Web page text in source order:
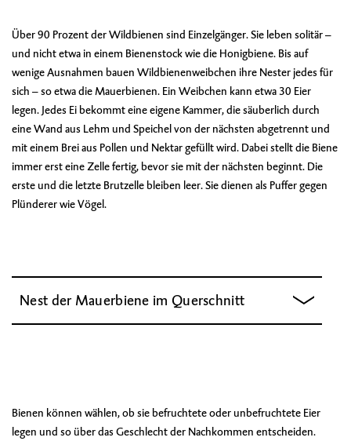
Über 90 Prozent der Wildbienen sind Einzelgänger. Sie leben solitär –
und nicht etwa in einem Bienenstock wie die Honigbiene. Bis auf
wenige Ausnahmen bauen Wildbienenweibchen ihre Nester jedes für
sich – so etwa die Mauerbienen. Ein Weibchen kann etwa 30 Eier
legen. Jedes Ei bekommt eine eigene Kammer, die säuberlich durch
eine Wand aus Lehm und Speichel von der nächsten abgetrennt und
mit einem Brei aus Pollen und Nektar gefüllt wird. Dabei stellt die Biene
immer erst eine Zelle fertig, bevor sie mit der nächsten beginnt. Die
erste und die letzte Brutzelle bleiben leer. Sie dienen als Puffer gegen
Plünderer wie Vögel.
Nest der Mauerbiene im Querschnitt
Bienen können wählen, ob sie befruchtete oder unbefruchtete Eier
legen und so über das Geschlecht der Nachkommen entscheiden.